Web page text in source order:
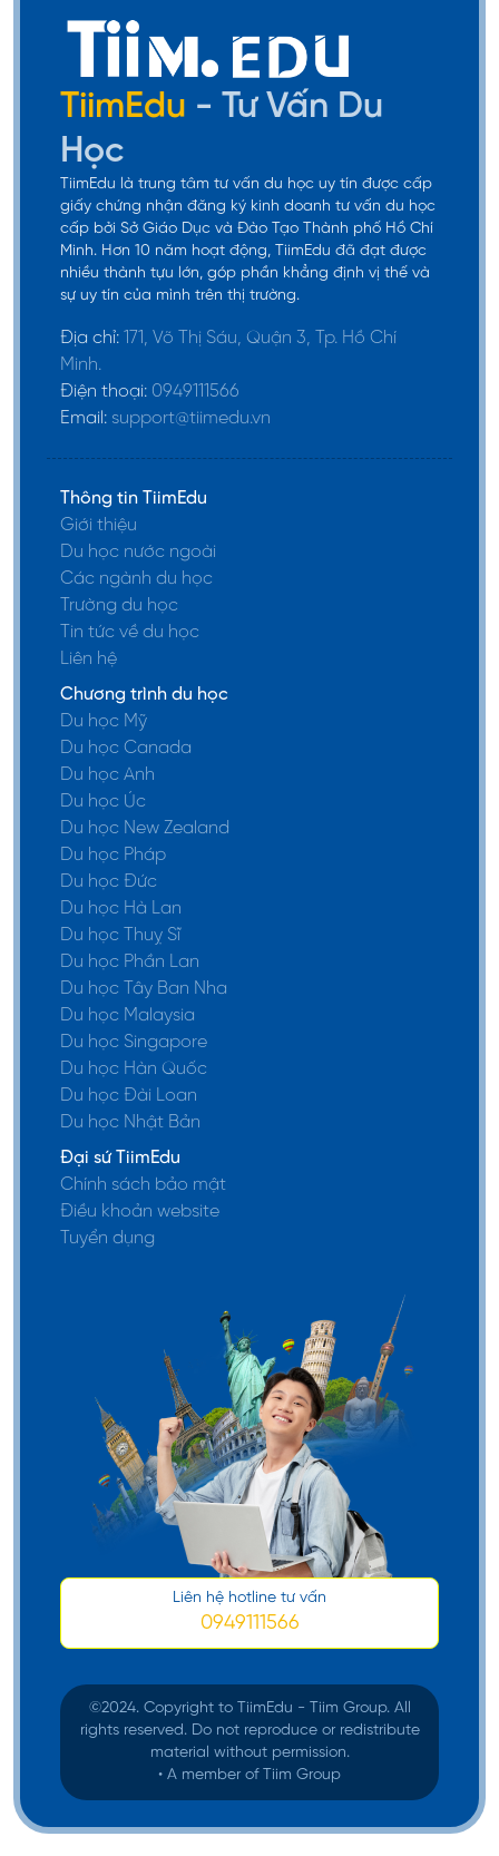
TiimEdu - Tư Vấn Du
Học
TiimEdu là trung tâm tư vấn du học uy tín được cấp
giấy chứng nhận đăng ký kinh doanh tư vấn du học
cấp bởi Sở Giáo Dục và Đào Tạo Thành phố Hồ Chí
Minh. Hơn 10 năm hoạt động, TiimEdu đã đạt được
nhiều thành tựu lớn, góp phần khẳng định vị thế và
sự uy tín của mình trên thị trường.
Địa chỉ: 171, Võ Thị Sáu, Quận 3, Tp. Hồ Chí
Minh.
Điện thoại: 0949111566
Email: support@tiimedu.vn
Thông tin TiimEdu
Giới thiệu
Du học nước ngoài
Các ngành du học
Trường du học
Tin tức về du học
Liên hệ
Chương trình du học
Du học Mỹ
Du học Canada
Du học Anh
Du học Úc
Du học New Zealand
Du học Pháp
Du học Đức
Du học Hà Lan
Du học Thuỵ Sĩ
Du học Phần Lan
Du học Tây Ban Nha
Du học Malaysia
Du học Singapore
Du học Hàn Quốc
Du học Đài Loan
Du học Nhật Bản
Đại sứ TiimEdu
Chính sách bảo mật
Điều khoản website
Tuyển dụng
Liên hệ hotline tư vấn
0949111566
©️2024. Copyright to TiimEdu - Tiim Group. All
rights reserved. Do not reproduce or redistribute
material without permission.
• A member of Tiim Group